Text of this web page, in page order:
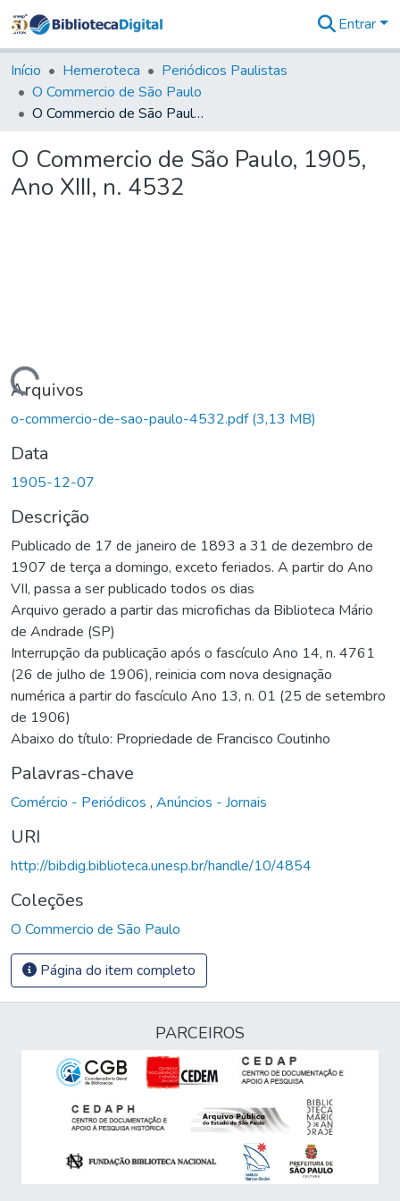
&
Coleções
Tudo na
Biblioteca
Estatísticas
Entrar
Início Hemeroteca
Periódicos Paulistas
O Commercio de São Paulo
O Commercio de São Paulo, 1905, Ano XIII, n. 4532
O Commercio de São Paulo, 1905,
Ano XIII, n. 4532
Carregando...
Arquivos
o-commercio-de-sao-paulo-4532.pdf(3,13 MB)
Data
1905-12-07
Descrição
Publicado de 17 de janeiro de 1893 a 31 de dezembro de
1907 de terça a domingo, exceto feriados. A partir do Ano
VII, passa a ser publicado todos os dias
Arquivo gerado a partir das microfichas da Biblioteca Mário
de Andrade (SP)
Interrupção da publicação após o fascículo Ano 14, n. 4761
(26 de julho de 1906), reinicia com nova designação
numérica a partir do fascículo Ano 13, n. 01 (25 de setembro
de 1906)
Abaixo do título: Propriedade de Francisco Coutinho
Palavras-chave
Comércio - Periódicos , Anúncios - Jornais
URI
http://bibdig.biblioteca.unesp.br/handle/10/4854
Coleções
O Commercio de São Paulo
Página do item completo
PARCEIROS